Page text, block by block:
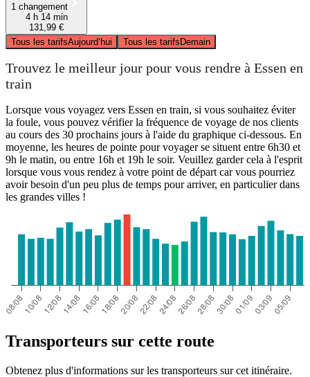
1 changement
4 h 14 min
131,99 €
Tous les tarifsAujourd’hui Tous les tarifsDemain
Trouvez le meilleur jour pour vous rendre à Essen en
train
Lorsque vous voyagez vers Essen en train, si vous souhaitez éviter
la foule, vous pouvez vérifier la fréquence de voyage de nos clients
au cours des 30 prochains jours à l'aide du graphique ci-dessous. En
moyenne, les heures de pointe pour voyager se situent entre 6h30 et
9h le matin, ou entre 16h et 19h le soir. Veuillez garder cela à l'esprit
lorsque vous vous rendez à votre point de départ car vous pourriez
avoir besoin d'un peu plus de temps pour arriver, en particulier dans
les grandes villes !
Transporteurs sur cette route
Obtenez plus d'informations sur les transporteurs sur cet itinéraire.